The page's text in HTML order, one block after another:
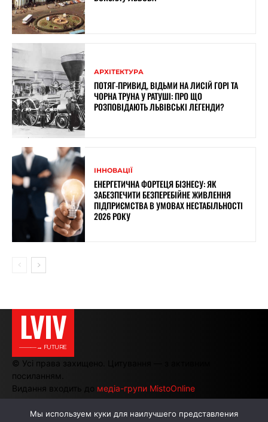
АРХІТЕКТУРА
ПОТЯГ-ПРИВИД, ВІДЬМИ НА ЛИСІЙ ГОРІ ТА
ЧОРНА ТРУНА У РАТУШІ: ПРО ЩО
РОЗПОВІДАЮТЬ ЛЬВІВСЬКІ ЛЕГЕНДИ?
ІННОВАЦІЇ
ЕНЕРГЕТИЧНА ФОРТЕЦЯ БІЗНЕСУ: ЯК
ЗАБЕЗПЕЧИТИ БЕЗПЕРЕБІЙНЕ ЖИВЛЕННЯ
ПІДПРИЄМСТВА В УМОВАХ НЕСТАБІЛЬНОСТІ
2026 РОКУ
LVIV
———→ FUTURE
© Усі права захищено. Цитування — з активним
посиланням.
Видання входить до медіа-групи MistoOnline
Мы используем куки для наилучшего представления